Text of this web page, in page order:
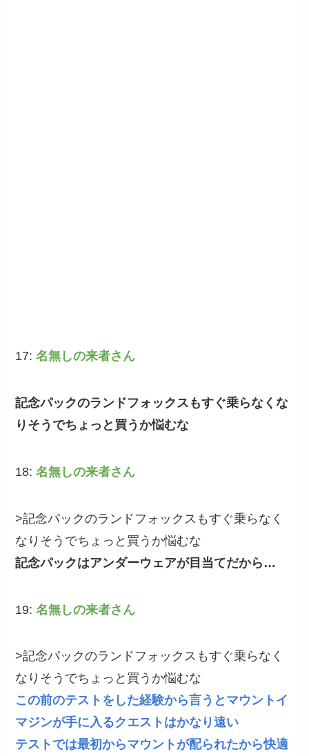
17:名無しの来者さん
記念パックのランドフォックスもすぐ乗らなくな
りそうでちょっと買うか悩むな
18:名無しの来者さん
>記念パックのランドフォックスもすぐ乗らなく
なりそうでちょっと買うか悩むな
記念パックはアンダーウェアが目当てだから…
19:名無しの来者さん
>記念パックのランドフォックスもすぐ乗らなく
なりそうでちょっと買うか悩むな
この前のテストをした経験から言うとマウントイ
マジンが手に入るクエストはかなり遠い
テストでは最初からマウントが配られたから快適